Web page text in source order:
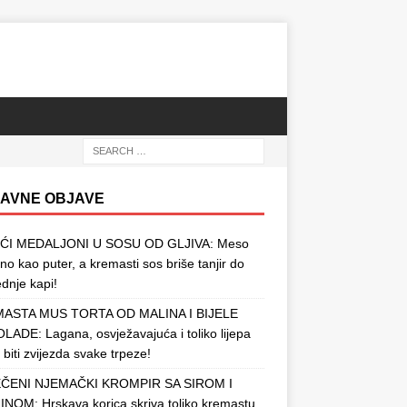
OBJAVE
MEDALJONI U SOSU OD GLJIVA: Meso
kao puter, a kremasti sos briše tanjir do
kapi!
MUS TORTA OD MALINA I BIJELE
Lagana, osvježavajuća i toliko lijepa
biti zvijezda svake trpeze!
NJEMAČKI KROMPIR SA SIROM I
Hrskava korica skriva toliko kremastu